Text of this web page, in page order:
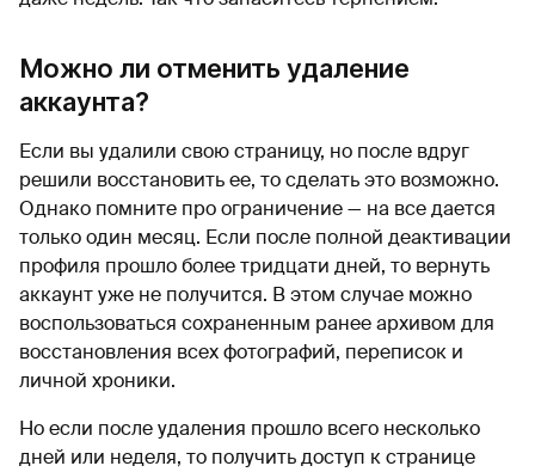
Можно ли отменить удаление
аккаунта?
Если вы удалили свою страницу, но после вдруг
решили восстановить ее, то сделать это возможно.
Однако помните про ограничение — на все дается
только один месяц. Если после полной деактивации
профиля прошло более тридцати дней, то вернуть
аккаунт уже не получится. В этом случае можно
воспользоваться сохраненным ранее архивом для
восстановления всех фотографий, переписок и
личной хроники.
Но если после удаления прошло всего несколько
дней или неделя, то получить доступ к странице